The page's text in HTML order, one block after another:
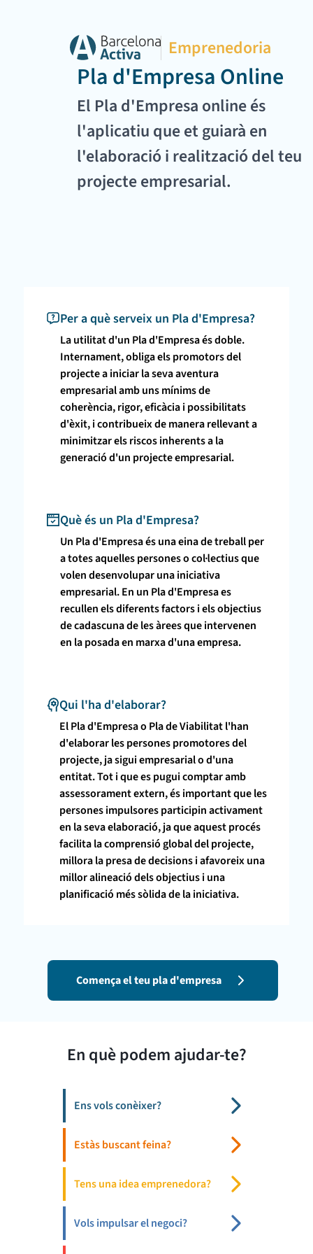
Emprenedoria
Pla d'Empresa Online
El Pla d'Empresa online és
l'aplicatiu que et guiarà en
l'elaboració i realització del teu
projecte empresarial.
Per a què serveix un Pla d'Empresa?
La utilitat d'un Pla d'Empresa és doble.
Internament, obliga els promotors del
projecte a iniciar la seva aventura
empresarial amb uns mínims de
coherència, rigor, eficàcia i possibilitats
d'èxit, i contribueix de manera rellevant a
minimitzar els riscos inherents a la
generació d'un projecte empresarial.
Què és un Pla d'Empresa?
Un Pla d'Empresa és una eina de treball per
a totes aquelles persones o col·lectius que
volen desenvolupar una iniciativa
empresarial. En un Pla d'Empresa es
recullen els diferents factors i els objectius
de cadascuna de les àrees que intervenen
en la posada en marxa d'una empresa.
Qui l'ha d'elaborar?
El Pla d'Empresa o Pla de Viabilitat l'han
d'elaborar les persones promotores del
projecte, ja sigui empresarial o d'una
entitat. Tot i que es pugui comptar amb
assessorament extern, és important que les
persones impulsores participin activament
en la seva elaboració, ja que aquest procés
facilita la comprensió global del projecte,
millora la presa de decisions i afavoreix una
millor alineació dels objectius i una
planificació més sòlida de la iniciativa.
Comença el teu pla d'empresa
En què podem ajudar-te?
Ens vols conèixer?
Estàs buscant feina?
Tens una idea emprenedora?
Vols impulsar el negoci?